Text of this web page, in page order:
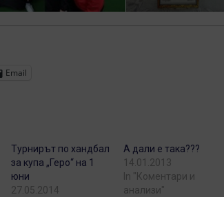
Email
Турнирът по хандбал
за купа „Геро“ на 1
юни
27.05.2014
А дали е така???
14.01.2013
In "Коментари и
анализи"